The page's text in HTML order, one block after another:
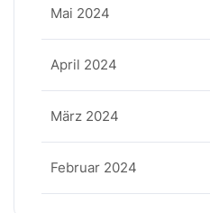
Mai 2024
April 2024
März 2024
Februar 2024